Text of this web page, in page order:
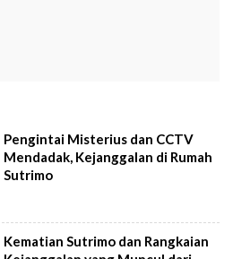
Pengintai Misterius dan CCTV
Mendadak, Kejanggalan di Rumah
Sutrimo
Kematian Sutrimo dan Rangkaian